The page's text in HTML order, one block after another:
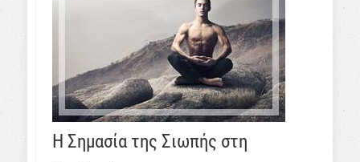
Η Σημασία της Σιωπής στη